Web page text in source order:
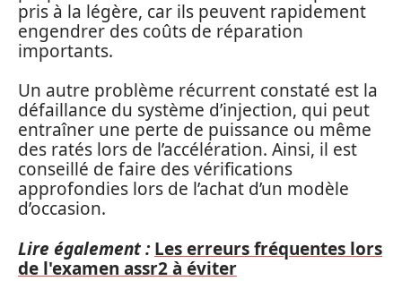
pris à la légère, car ils peuvent rapidement
engendrer des coûts de réparation
importants.
Un autre problème récurrent constaté est la
défaillance du système d’injection, qui peut
entraîner une perte de puissance ou même
des ratés lors de l’accélération. Ainsi, il est
conseillé de faire des vérifications
approfondies lors de l’achat d’un modèle
d’occasion.
Lire également : Les erreurs fréquentes lors
de l'examen assr2 à éviter